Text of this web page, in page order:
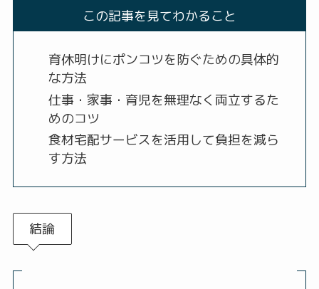
この記事を見てわかること
育休明けにポンコツを防ぐための具体的
な方法
仕事・家事・育児を無理なく両立するた
めのコツ
食材宅配サービスを活用して負担を減ら
す方法
結論